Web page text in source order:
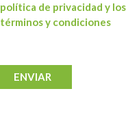
política de privacidad y los
términos y condiciones
ENVIAR